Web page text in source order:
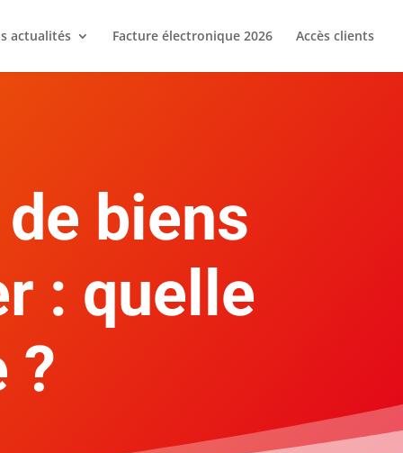
actualités Facture électronique 2026 Accès clients
biens
: quelle
?